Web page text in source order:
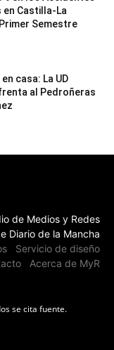
Castilla-La
Semestre
casa: La UD
al Pedroñeras
de Medios y Redes
Diario de la Mancha
Servicio de diseño
Acerca de MyR
se cita fuente.